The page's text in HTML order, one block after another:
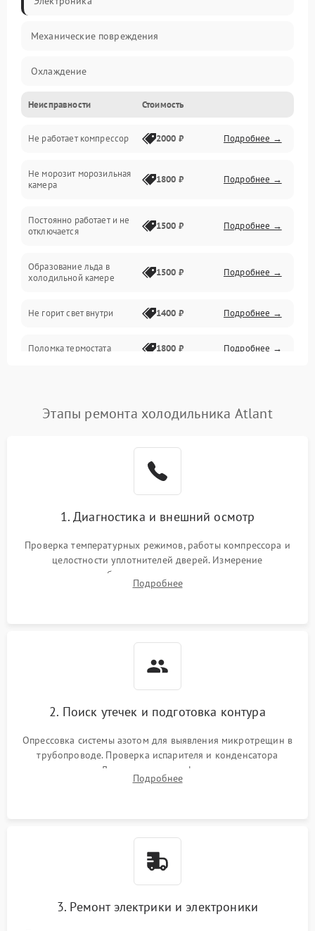
Механические повреждения
Охлаждение
Механика
Электропитание
Дренаж
Неисправности Стоимость
Не работает компрессор 2000 ₽ Подробнее →
Не морозит морозильная
камера
1800 ₽ Подробнее →
Постоянно работает и не
отключается
1500 ₽ Подробнее →
Образование льда в
холодильной камере
1500 ₽ Подробнее →
Не горит свет внутри 1400 ₽ Подробнее →
Поломка термостата 1800 ₽ Подробнее →
Поломка системы No Frost 2600 ₽ Подробнее →
работе
2000 ₽ Подробнее →
1000 ₽
1800 ₽
Этапы ремонта холодильника Atlant
1. Диагностика и внешний осмотр
Проверка температурных режимов, работы компрессора и
целостности уплотнителей дверей. Измерение
сопротивления обмоток мотора, проверка термостата и
считывание кодов ошибок с электронного дисплея.
Подробнее
2. Поиск утечек и подготовка контура
Опрессовка системы азотом для выявления микротрещин в
трубопроводе. Проверка испарителя и конденсатора
течеискателем. Демонтаж старого фильтра-осушителя и
продувка капиллярной трубки для устранения засоров.
Подробнее
3. Ремонт электрики и электроники